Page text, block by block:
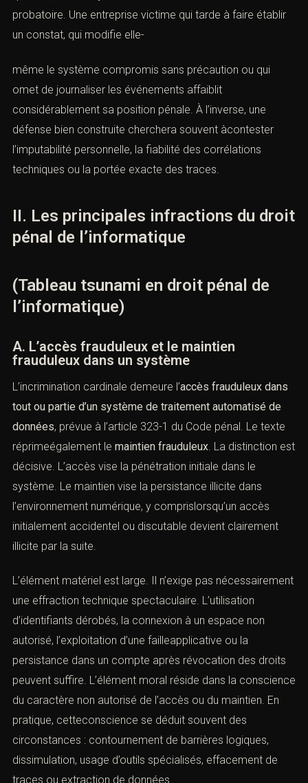
ensemble probatoire d’une grande richesse, mais
également d’une grande fragilité. La valeurd’une preuve
sa traçabilité et de son intelligibilité.
Le contentieux ne se joue donc pas seulement sur la
qualification. Il se joue aussi sur la robustesse de la
chaîne probatoire. Une entreprise victime qui tarde à
faire établir un constat, qui modifie elle-
omet de journaliser les événements affaiblit
considérablement sa position pénale. À l’inverse, une
l’imputabilité personnelle, la fiabilité des corrélations
techniques ou la portée exacte des traces.
II. Les principales infractions du
droit pénal de l’informatique
(Tableau tsunami en droit pénal de
l’informatique)
A. L’accès frauduleux et le maintien
frauduleux dans un système
L’incrimination cardinale demeure l’ accès frauduleux
dans tout ou partie d’un système de traitement
pénal. Le texte réprimeégalement lemaintien frauduleux.
La distinction est décisive. L’accès vise la pénétration
initiale dans le système. Le maintien vise la persistance
illicite dans l’environnement numérique, y
comprislorsqu’un accès initialement accidentel ou
discutable devient clairement illicite par la suite.
L’élément matériel est large. Il n’exige pas
nécessairement une effraction technique spectaculaire.
L’utilisation d’identifiants dérobés, la connexion à un
espace non autorisé, l’exploitation d’une failleapplicative